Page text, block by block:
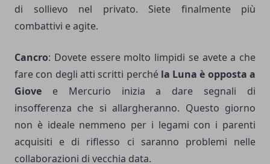
di sollievo nel privato. Siete finalmente più
combattivi e agite.
Cancro: Dovete essere molto limpidi se avete a che
fare con degli atti scritti perchéla Luna è opposta a
Giove e Mercurio inizia a dare segnali di
insofferenza che si allargheranno. Questo giorno
non è ideale nemmeno per i legami con i parenti
acquisiti e di riflesso ci saranno problemi nelle
collaborazioni di vecchia data.